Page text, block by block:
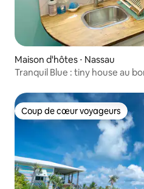
Maison d'hôtes ⋅ Nassau
Tranquil Blue : tiny house au
Coup de cœur voyageurs
Coup de cœur voyageurs